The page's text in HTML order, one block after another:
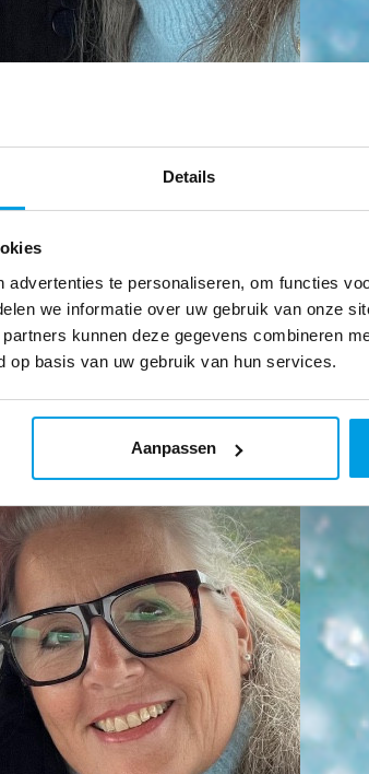
Details
advertenties te personaliseren, om functies
we informatie over uw gebruik van onze
kunnen deze gegevens combineren
op basis van uw gebruik van hun services.
Aanpassen